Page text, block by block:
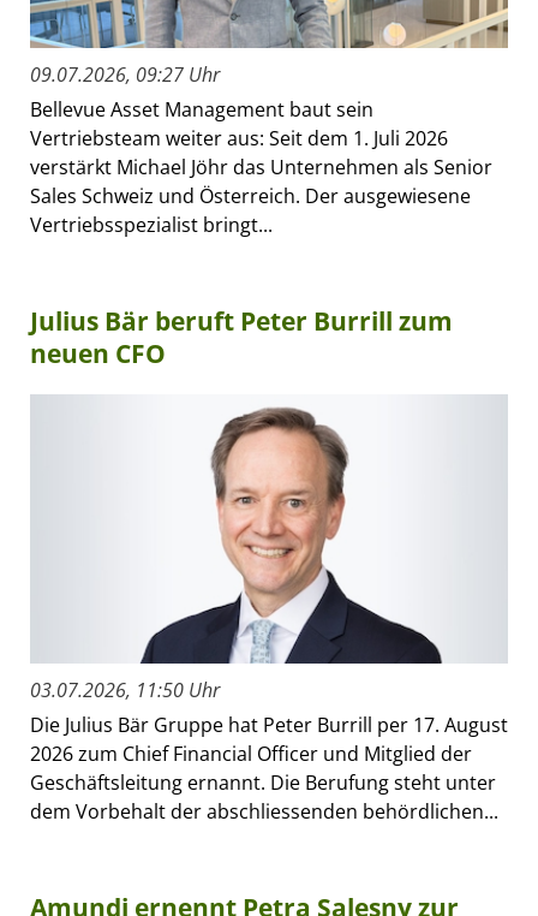
09.07.2026, 09:27 Uhr
Bellevue Asset Management baut sein
Vertriebsteam weiter aus: Seit dem 1. Juli 2026
verstärkt Michael Jöhr das Unternehmen als Senior
Sales Schweiz und Österreich. Der ausgewiesene
Vertriebsspezialist bringt...
Julius Bär beruft Peter Burrill zum
neuen CFO
03.07.2026, 11:50 Uhr
Die Julius Bär Gruppe hat Peter Burrill per 17. August
2026 zum Chief Financial Officer und Mitglied der
Geschäftsleitung ernannt. Die Berufung steht unter
dem Vorbehalt der abschliessenden behördlichen...
Amundi ernennt Petra Salesny zur